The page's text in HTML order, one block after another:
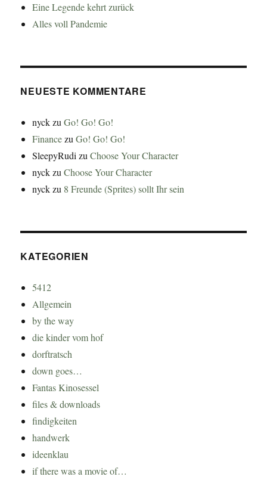
Eine Legende kehrt zurück
Alles voll Pandemie
NEUESTE KOMMENTARE
nyckzuGo! Go! Go!
FinancezuGo! Go! Go!
SleepyRudi zuChoose Your Character
nyckzuChoose Your Character
nyckzu 8 Freunde (Sprites) sollt Ihr sein
KATEGORIEN
5412
Allgemein
by the way
die kinder vom hof
dorftratsch
down goes…
Fantas Kinosessel
files & downloads
findigkeiten
handwerk
ideenklau
if there was a movie of…